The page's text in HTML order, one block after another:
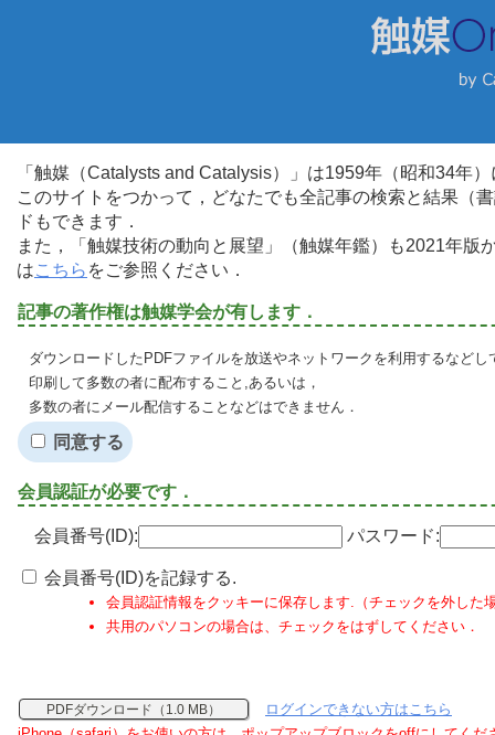
「触媒（Catalysts and Catalysis）」は1959年（昭和34年
このサイトをつかって，どなたでも全記事の検索と結果（
ドもできます．
また，「触媒技術の動向と展望」（触媒年鑑）も2021年
はこちら をご参照ください．
記事の著作権は触媒学会が有します．
ダウンロードしたPDFファイルを放送やネットワークを利用するなど
印刷して多数の者に配布すること,あるいは，
多数の者にメール配信することなどはできません．
同意する
会員認証が必要です．
会員番号(ID): パスワード:
会員番号(ID)を記録する.
会員認証情報をクッキーに保存します.（チェックを外した
共用のパソコンの場合は、チェックをはずしてください．
PDFダウンロード（1.0 MB）
ログインできない方はこちら